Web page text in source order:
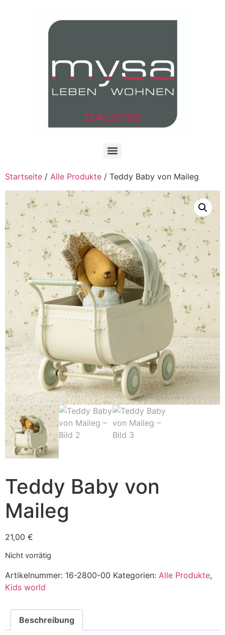
Startseite / Alle Produkte / Teddy Baby von Maileg
Teddy Baby von
Maileg
21,00 €
Nicht vorrätig
Artikelnummer: 16-2800-00 Kategorien: Alle Produkte,
Kids world
Beschreibung